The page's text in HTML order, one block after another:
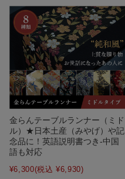
金らんテーブルランナー（ミド
ル）★日本土産（みやげ）や記
念品に！英語説明書つき-中国
語も対応
¥6,300(税込 ¥6,930)